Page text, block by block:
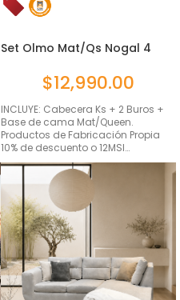
Set Olmo Mat/Qs Nogal 4
$12,990.00
INCLUYE: Cabecera Ks + 2 Buros +
Base de cama Mat/Queen.
Productos de Fabricación Propia
10% de descuento o 12MSI…